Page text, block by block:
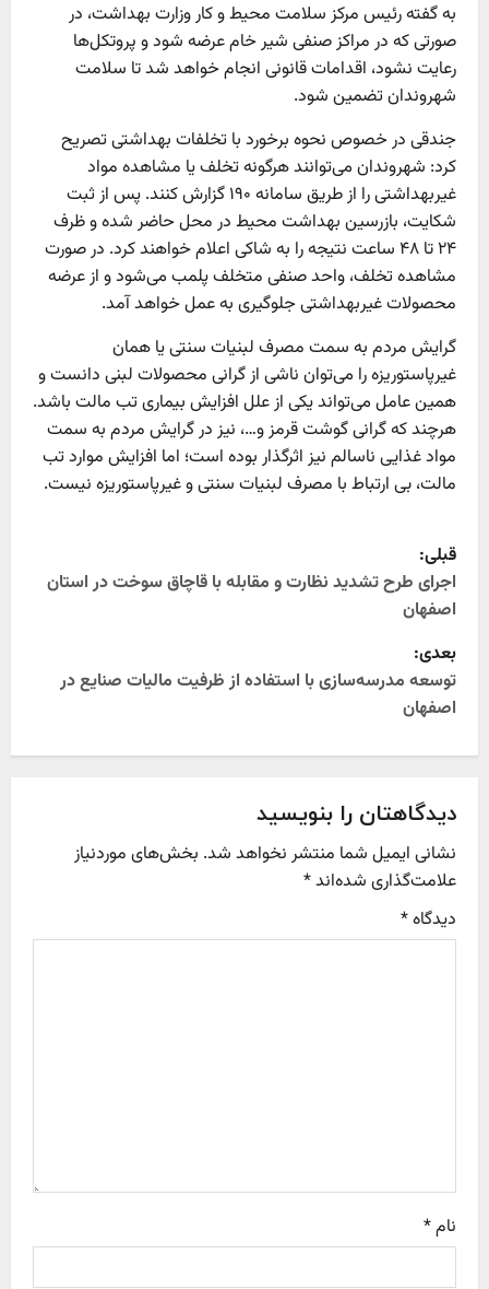
به گفته رئیس مرکز سلامت محیط و کار وزارت بهداشت، در
صورتی که در مراکز صنفی شیر خام عرضه شود و پروتکل‌ها
رعایت نشود، اقدامات قانونی انجام خواهد شد تا سلامت
شهروندان تضمین شود.
جندقی در خصوص نحوه برخورد با تخلفات بهداشتی تصریح
کرد: شهروندان می‌توانند هرگونه تخلف یا مشاهده مواد
غیربهداشتی را از طریق سامانه ۱۹۰ گزارش کنند. پس از ثبت
شکایت، بازرسین بهداشت محیط در محل حاضر شده و ظرف
۲۴ تا ۴۸ ساعت نتیجه را به شاکی اعلام خواهند کرد. در صورت
مشاهده تخلف، واحد صنفی متخلف پلمب می‌شود و از عرضه
محصولات غیربهداشتی جلوگیری به عمل خواهد آمد.
گرایش مردم به سمت مصرف لبنیات سنتی یا همان
غیرپاستوریزه را می‌توان ناشی از گرانی محصولات لبنی دانست و
همین عامل می‌تواند یکی از علل افزایش بیماری تب مالت باشد.
هرچند که گرانی گوشت قرمز و…، نیز در گرایش مردم به سمت
مواد غذایی ناسالم نیز اثرگذار بوده است؛ اما افزایش موارد تب
مالت، بی ارتباط با مصرف لبنیات سنتی و غیرپاستوریزه نیست.
P
o
s
t
v
i
g
قبلی:
اجرای طرح تشدید نظارت و مقابله با قاچاق سوخت در استان
اصفهان
بعدی:
توسعه مدرسه‌سازی با استفاده از ظرفیت مالیات صنایع در
اصفهان
دیدگاهتان را بنویسید
نشانی ایمیل شما منتشر نخواهد شد. بخش‌های موردنیاز
علامت‌گذاری شده‌اند*
دیدگاه*
نام*